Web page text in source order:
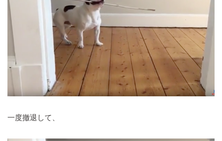
一度撤退して、